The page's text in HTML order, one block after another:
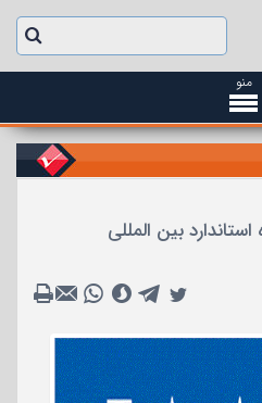
منو
بین المللی